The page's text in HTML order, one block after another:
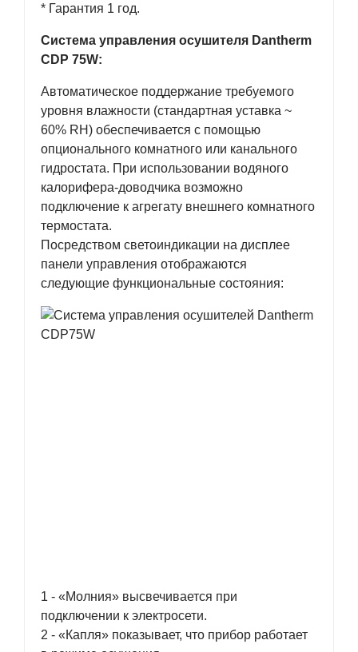
* Гарантия 1 год.
Система управления осушителя Dantherm
CDP 75W:
Автоматическое поддержание требуемого
уровня влажности (стандартная уставка ~
60% RH) обеспечивается с помощью
опционального комнатного или канального
гидростата. При использовании водяного
калорифера-доводчика возможно
подключение к агрегату внешнего комнатного
термостата.
Посредством светоиндикации на дисплее
панели управления отображаются
следующие функциональные состояния:
1 - «Молния» высвечивается при
подключении к электросети.
2 - «Капля» показывает, что прибор работает